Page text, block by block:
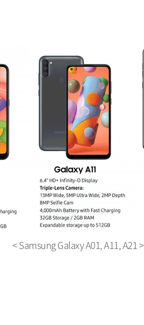
< Samsung Galaxy A01, A11, A21 >